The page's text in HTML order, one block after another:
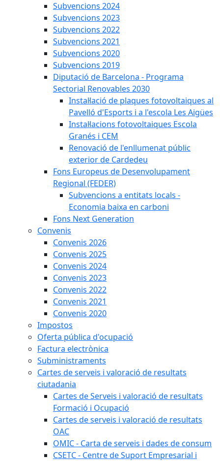
Subvencions 2024
Subvencions 2023
Subvencions 2022
Subvencions 2021
Subvencions 2020
Subvencions 2019
Diputació de Barcelona - Programa
Sectorial Renovables 2030
Instal·lació de plaques fotovoltaiques al
Pavelló d'Esports i a l'escola Les Aigües
Instal·lacions fotovoltaiques Escola
Granés i CEM
Renovació de l'enllumenat públic
exterior de Cardedeu
Fons Europeus de Desenvolupament
Regional (FEDER)
Subvencions a entitats locals -
Economia baixa en carboni
Fons Next Generation
Convenis
Convenis 2026
Convenis 2025
Convenis 2024
Convenis 2023
Convenis 2022
Convenis 2021
Convenis 2020
Impostos
Oferta pública d'ocupació
Factura electrònica
Subministraments
Cartes de serveis i valoració de resultats
ciutadania
Cartes de Serveis i valoració de resultats
Formació i Ocupació
Cartes de serveis i valoració de resultats
OAC
OMIC - Carta de serveis i dades de consum
CSETC - Centre de Suport Empresarial i